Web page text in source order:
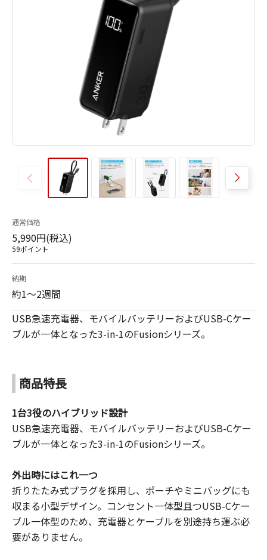
通常価格
5,990円(税込)
59ポイント
納期
約1～2週間
USB急速充電器、モバイルバッテリーおよびUSB-Cケー
ブルが一体となった3-in-1のFusionシリーズ。
商品特長
1台3役のハイブリッド設計
USB急速充電器、モバイルバッテリーおよびUSB-Cケー
ブルが一体となった3-in-1のFusionシリーズ。
外出時にはこれ一つ
折りたたみ式プラグを採用し、ポーチやミニバッグにも
収まる小型デザイン。コンセント一体型且つUSB-Cケー
ブル一体型のため、充電器とケーブルを別途持ち運ぶ必
要がありません。